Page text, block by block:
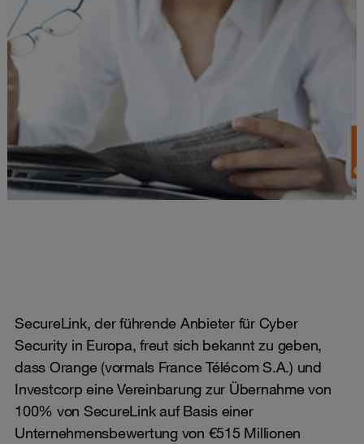
SecureLink, der führende Anbieter für Cyber
Security in Europa, freut sich bekannt zu geben,
dass Orange (vormals France Télécom S.A.) und
Investcorp eine Vereinbarung zur Übernahme von
100% von SecureLink auf Basis einer
Unternehmensbewertung von €515 Millionen